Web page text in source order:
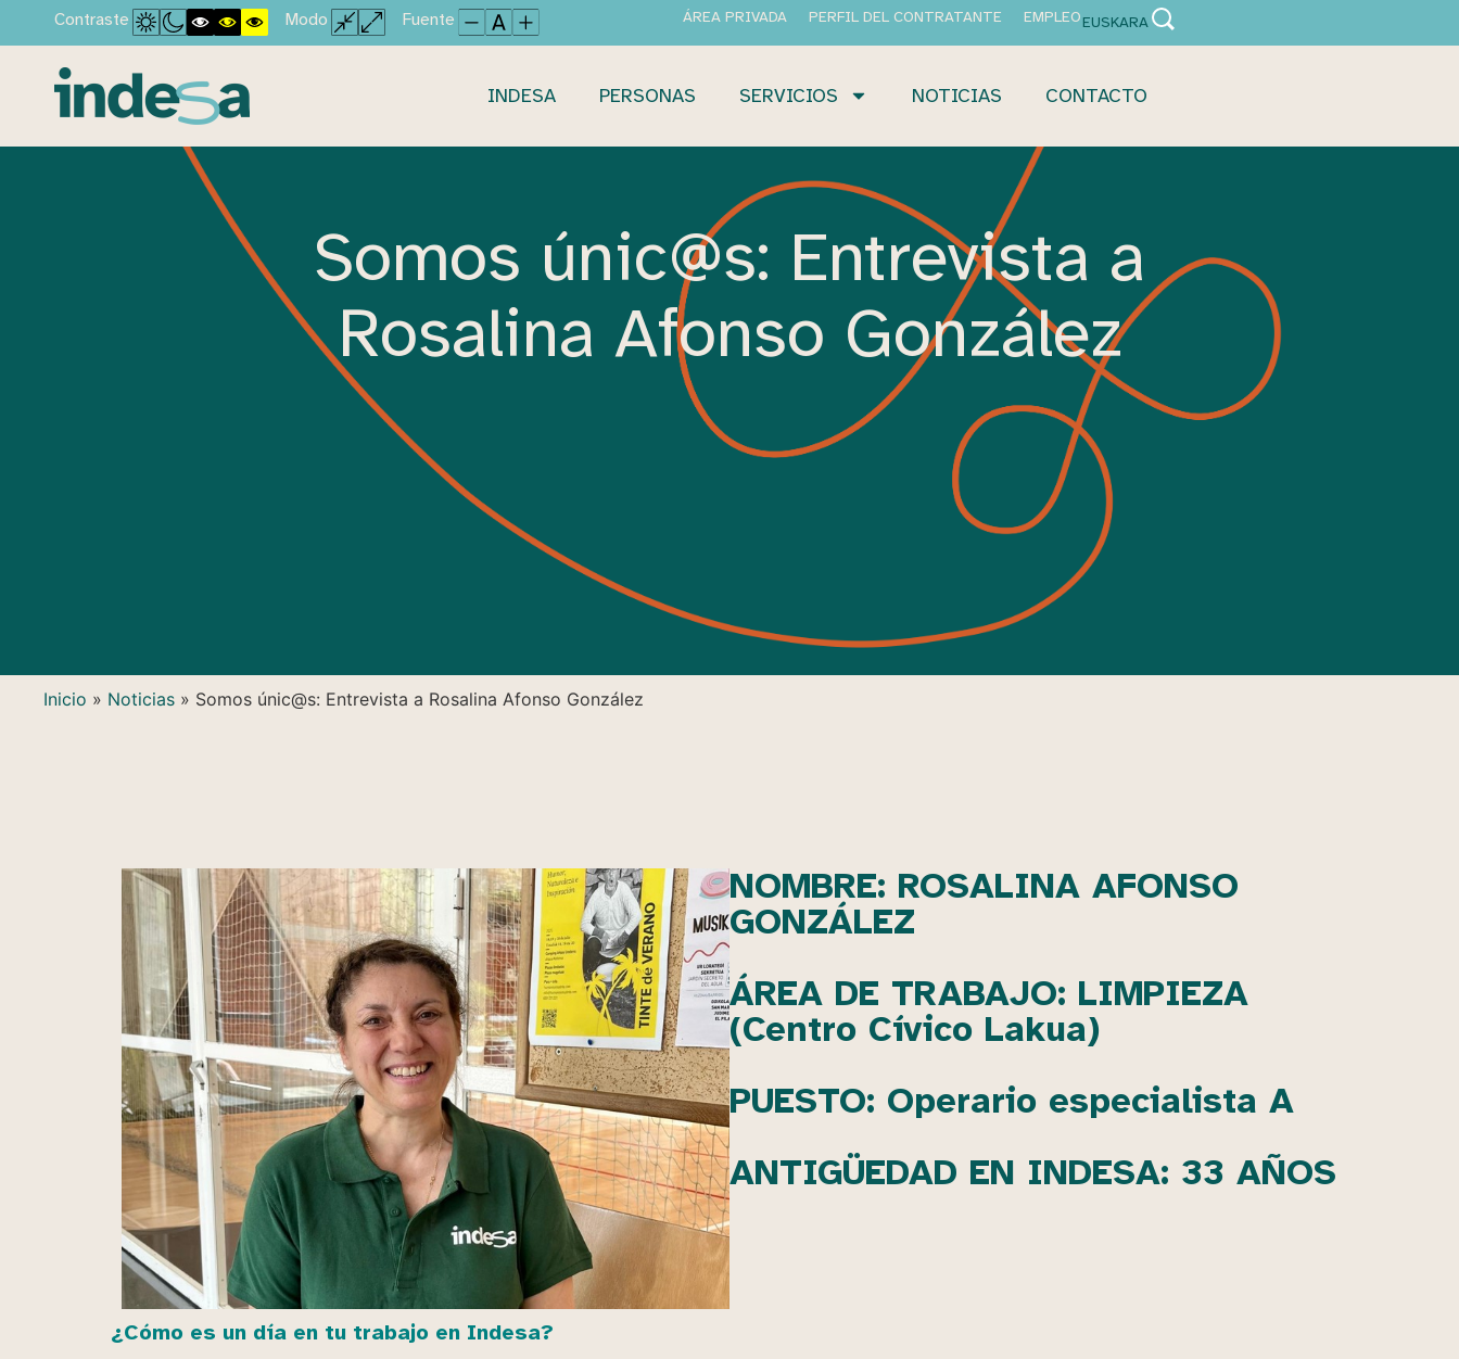
Contraste Modo Fuente ÁREA PRIVADA PERFIL DEL CONTRATANTE EMPLEOEUSKARA
INDESA PERSONAS SERVICIOS NOTICIAS CONTACTO
Somos únic@s: Entrevista a
Rosalina Afonso González
Inicio » Noticias » Somos únic@s: Entrevista a Rosalina Afonso González
NOMBRE: ROSALINA AFONSO
GONZÁLEZ
ÁREA DE TRABAJO: LIMPIEZA
(Centro Cívico Lakua)
PUESTO: Operario especialista A
ANTIGÜEDAD EN INDESA: 33 AÑOS
¿Cómo es un día en tu trabajo en Indesa?